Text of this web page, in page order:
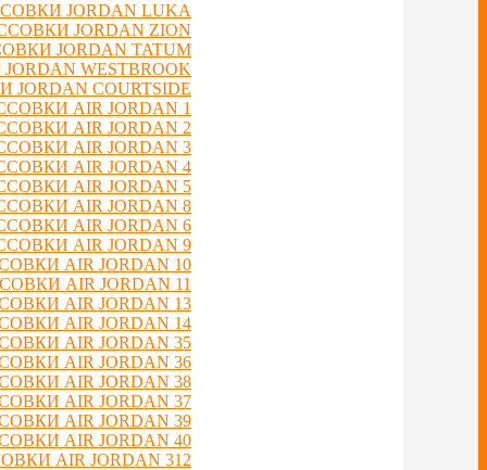
JORDAN LUKA
JORDAN ZION
JORDAN TATUM
WESTBROOK
COURTSIDE
AIR JORDAN 1
AIR JORDAN 2
AIR JORDAN 3
AIR JORDAN 4
AIR JORDAN 5
AIR JORDAN 8
AIR JORDAN 6
AIR JORDAN 9
AIR JORDAN 10
AIR JORDAN 11
AIR JORDAN 13
AIR JORDAN 14
AIR JORDAN 35
AIR JORDAN 36
AIR JORDAN 38
AIR JORDAN 37
AIR JORDAN 39
AIR JORDAN 40
AIR JORDAN 312